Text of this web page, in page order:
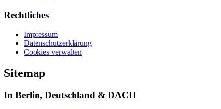
Rechtliches
Impressum
Datenschutzerklärung
Cookies verwalten
Sitemap
In Berlin, Deutschland & DACH